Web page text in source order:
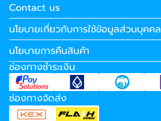
Contact us
นโยบายเกี่ยวกับการใช้ข้อมูลส่วนบุคคล
นโยบายการคืนสินค้า
ช่องทางชำระเงิน
ช่องทางจัดส่ง